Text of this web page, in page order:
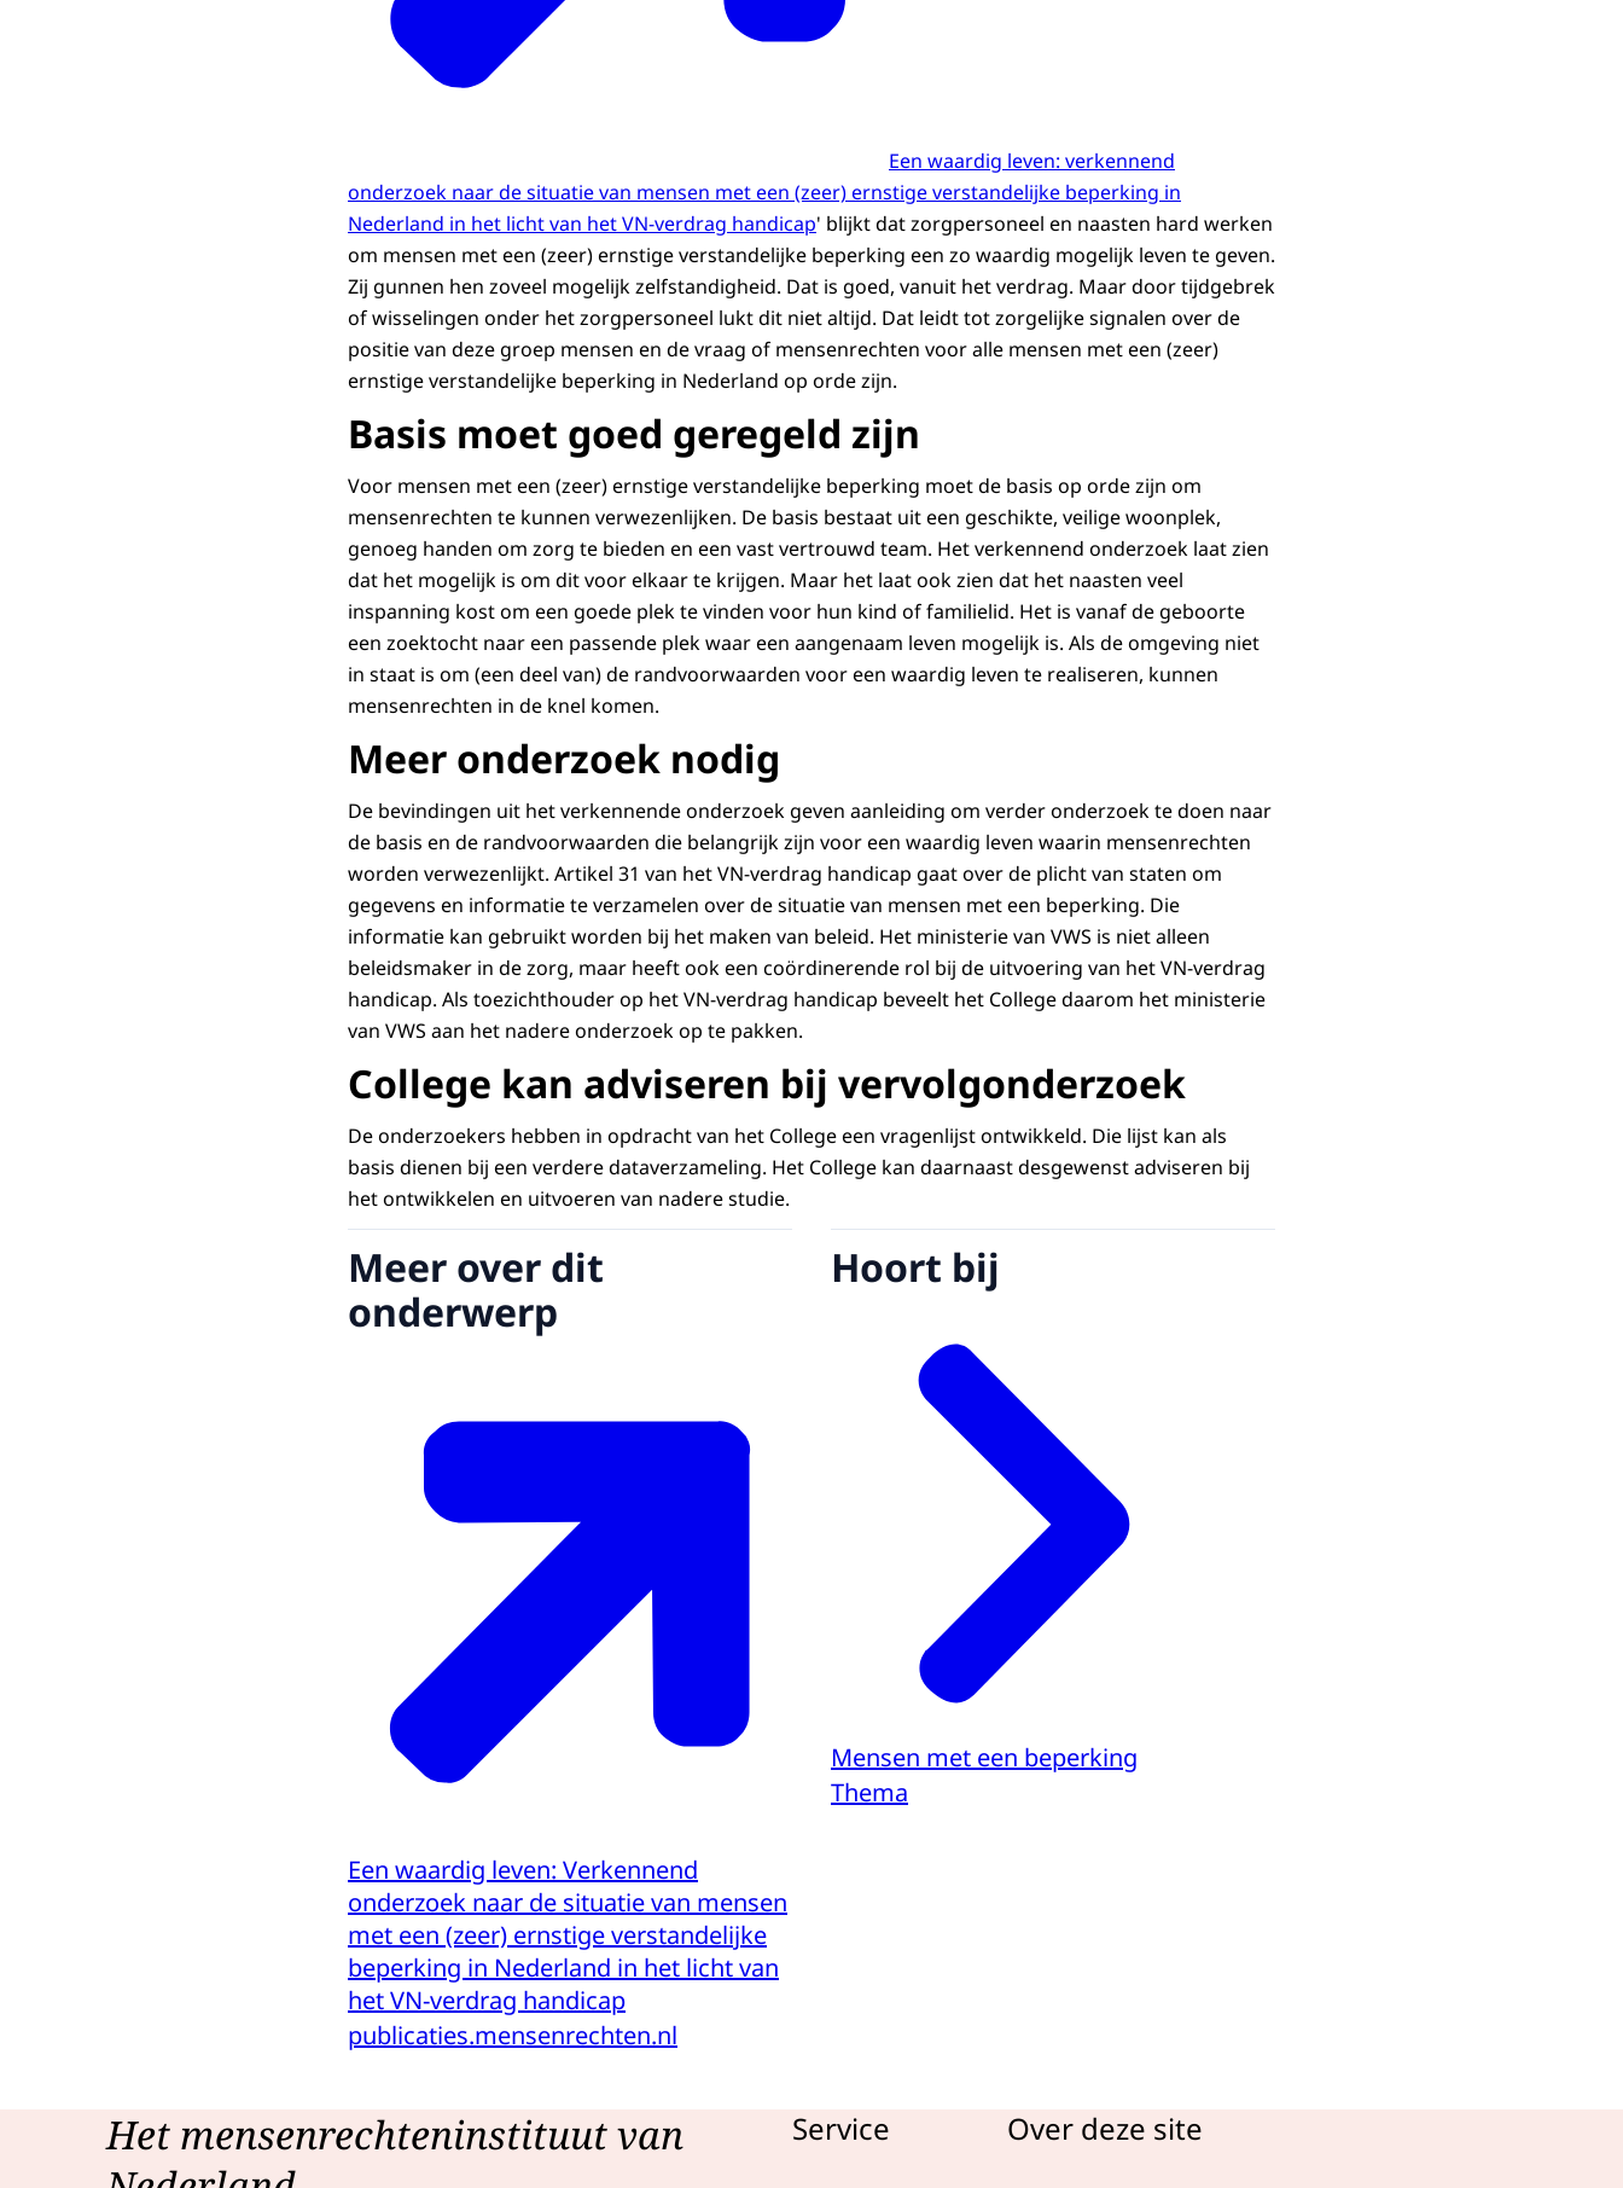
Een waardig leven: verkennend
onderzoek naar de situatie van mensen met een (zeer) ernstige verstandelijke beperking in
Nederland in het licht van het VN-verdrag handicap' blijkt dat zorgpersoneel en naasten hard werken
om mensen met een (zeer) ernstige verstandelijke beperking een zo waardig mogelijk leven te geven.
Zij gunnen hen zoveel mogelijk zelfstandigheid. Dat is goed, vanuit het verdrag. Maar door tijdgebrek
of wisselingen onder het zorgpersoneel lukt dit niet altijd. Dat leidt tot zorgelijke signalen over de
positie van deze groep mensen en de vraag of mensenrechten voor alle mensen met een (zeer)
ernstige verstandelijke beperking in Nederland op orde zijn.
Basis moet goed geregeld zijn
Voor mensen met een (zeer) ernstige verstandelijke beperking moet de basis op orde zijn om
mensenrechten te kunnen verwezenlijken. De basis bestaat uit een geschikte, veilige woonplek,
genoeg handen om zorg te bieden en een vast vertrouwd team. Het verkennend onderzoek laat zien
dat het mogelijk is om dit voor elkaar te krijgen. Maar het laat ook zien dat het naasten veel
inspanning kost om een goede plek te vinden voor hun kind of familielid. Het is vanaf de geboorte
een zoektocht naar een passende plek waar een aangenaam leven mogelijk is. Als de omgeving niet
in staat is om (een deel van) de randvoorwaarden voor een waardig leven te realiseren, kunnen
mensenrechten in de knel komen.
Meer onderzoek nodig
De bevindingen uit het verkennende onderzoek geven aanleiding om verder onderzoek te doen naar
de basis en de randvoorwaarden die belangrijk zijn voor een waardig leven waarin mensenrechten
worden verwezenlijkt. Artikel 31 van het VN-verdrag handicap gaat over de plicht van staten om
gegevens en informatie te verzamelen over de situatie van mensen met een beperking. Die
informatie kan gebruikt worden bij het maken van beleid. Het ministerie van VWS is niet alleen
beleidsmaker in de zorg, maar heeft ook een coördinerende rol bij de uitvoering van het VN-verdrag
handicap. Als toezichthouder op het VN-verdrag handicap beveelt het College daarom het ministerie
van VWS aan het nadere onderzoek op te pakken.
College kan adviseren bij vervolgonderzoek
De onderzoekers hebben in opdracht van het College een vragenlijst ontwikkeld. Die lijst kan als
basis dienen bij een verdere dataverzameling. Het College kan daarnaast desgewenst adviseren bij
het ontwikkelen en uitvoeren van nadere studie.
Meer over dit
onderwerp
Een waardig leven: Verkennend
onderzoek naar de situatie van mensen
met een (zeer) ernstige verstandelijke
beperking in Nederland in het licht van
het VN-verdrag handicap
publicaties.mensenrechten.nl
Hoort bij
Mensen met een beperking
Thema
Het mensenrechteninstituut van
Service Over deze site